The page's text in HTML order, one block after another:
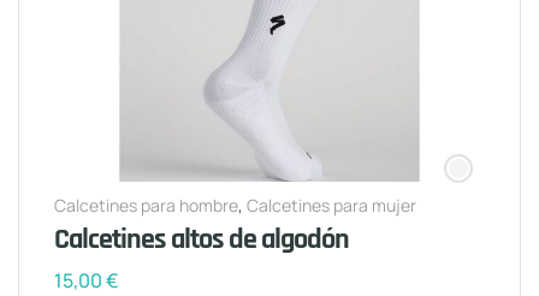
Calcetines para hombre, Calcetines para mujer
Calcetines altos de algodón
15,00€